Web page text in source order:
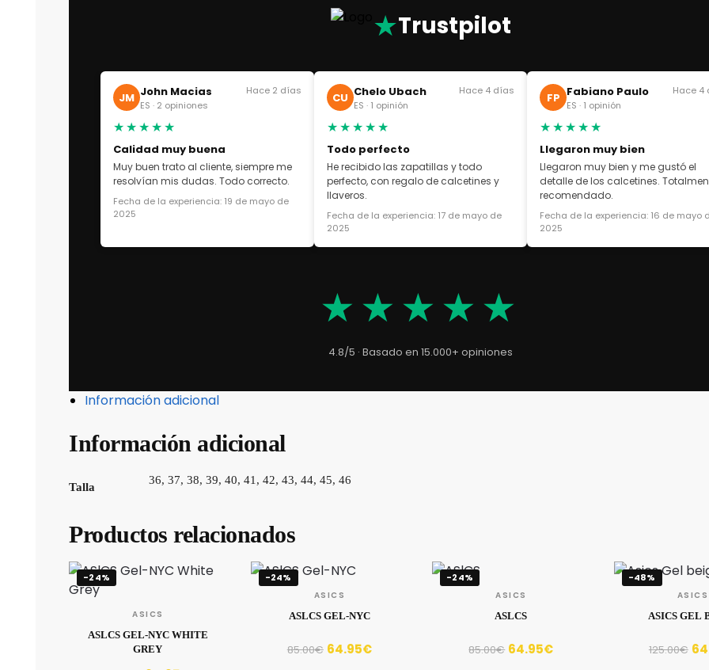
★Trustpilot
JM John Macias
ES · 2 opiniones
Hace 2 días
★★★★★
Calidad muy buena
Muy buen trato al cliente, siempre me
resolvían mis dudas. Todo correcto.
Fecha de la experiencia: 19 de mayo de
2025
CU Chelo Ubach
ES · 1 opinión
Hace 4 días
★★★★★
Todo perfecto
He recibido las zapatillas y todo
perfecto, con regalo de calcetines y
llaveros.
Fecha de la experiencia: 17 de mayo de
2025
FP Fabiano Paulo
ES · 1 opinión
Hace 4
★★★★★
Llegaron muy bien
Llegaron muy bien y me gustó el
detalle de los calcetines.
recomendado.
Fecha de la experiencia: 16 de mayo
2025
★★★★★
4.8/5 · Basado en 15.000+ opiniones
Información adicional
Información adicional
Talla
36, 37, 38, 39, 40, 41, 42, 43, 44, 45, 46
Productos relacionados
-24%
ASICS
ASLCS GEL-NYC WHITE
GREY
-24%
ASICS
ASLCS GEL-NYC
85.00€ 64.95€
-24%
ASICS
ASLCS
85.00€ 64.95€
-48%
ASICS
ASICS GEL
125.00€